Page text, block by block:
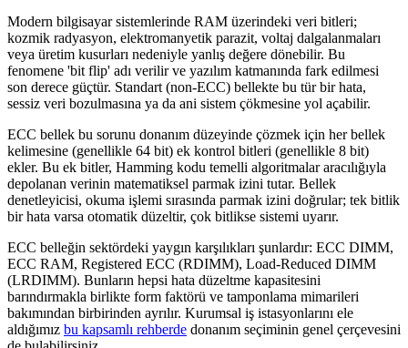
Modern bilgisayar sistemlerinde RAM üzerindeki veri bitleri;
kozmik radyasyon, elektromanyetik parazit, voltaj dalgalanmaları
veya üretim kusurları nedeniyle yanlış değere dönebilir. Bu
fenomene 'bit flip' adı verilir ve yazılım katmanında fark edilmesi
son derece güçtür. Standart (non-ECC) bellekte bu tür bir hata,
sessiz veri bozulmasına ya da ani sistem çökmesine yol açabilir.
ECC bellek bu sorunu donanım düzeyinde çözmek için her bellek
kelimesine (genellikle 64 bit) ek kontrol bitleri (genellikle 8 bit)
ekler. Bu ek bitler, Hamming kodu temelli algoritmalar aracılığıyla
depolanan verinin matematiksel parmak izini tutar. Bellek
denetleyicisi, okuma işlemi sırasında parmak izini doğrular; tek bitlik
bir hata varsa otomatik düzeltir, çok bitlikse sistemi uyarır.
ECC belleğin sektördeki yaygın karşılıkları şunlardır: ECC DIMM,
ECC RAM, Registered ECC (RDIMM), Load-Reduced DIMM
(LRDIMM). Bunların hepsi hata düzeltme kapasitesini
barındırmakla birlikte form faktörü ve tamponlama mimarileri
bakımından birbirinden ayrılır. Kurumsal iş istasyonlarını ele
aldığımız bu kapsamlı rehberde donanım seçiminin genel çerçevesini